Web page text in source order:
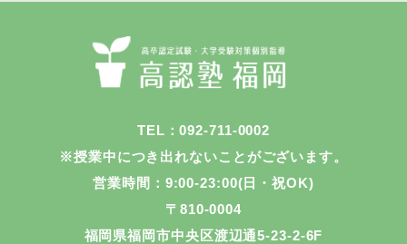
TEL：092-711-0002
※授業中につき出れないことがございます。
営業時間：9:00-23:00(日・祝OK)
〒810-0004
福岡県福岡市中央区渡辺通5-23-2-6F